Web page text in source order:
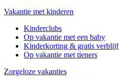
Vakantie met kinderen
Kinderclubs
Op vakantie met een baby
Kinderkorting & gratis verblijf
Op vakantie met tieners
Zorgeloze vakanties